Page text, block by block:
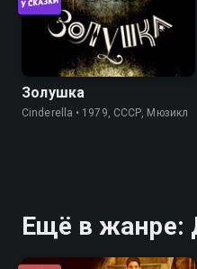
Золушка
Cinderella • 1979, СССР, Мюзикл
Ещё в жанре: